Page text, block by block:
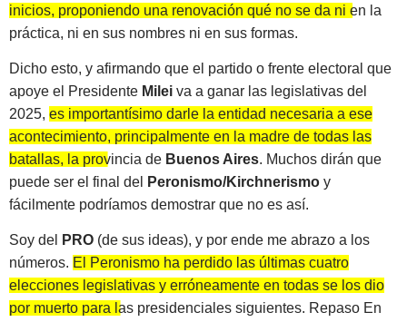
inicios, proponiendo una renovación qué no se da ni en la
práctica, ni en sus nombres ni en sus formas.
Dicho esto, y afirmando que el partido o frente electoral que
apoye el Presidente Milei va a ganar las legislativas del
2025, es importantísimo darle la entidad necesaria a ese
acontecimiento, principalmente en la madre de todas las
batallas, la provincia de Buenos Aires. Muchos dirán que
puede ser el final del
Peronismo/Kirchnerismo y
fácilmente podríamos demostrar que no es así.
Soy del PRO (de sus ideas), y por ende me abrazo a los
números. El Peronismo ha perdido las últimas cuatro
elecciones legislativas y erróneamente en todas se los dio
por muerto para las presidenciales siguientes. Repaso En